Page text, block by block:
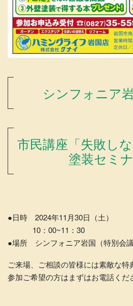
シンフォニア
市民講座「失敗し
塗装セミナ
●日時 2024年11月30日（土）
10：00~11：30
●場所 シンフォニア岩国（特別会議
ご来場、ご相談の皆様には素敵な
参加ご希望の方はまずはお電話くだ